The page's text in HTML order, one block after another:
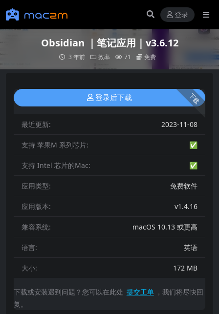
登录
Obsidian ｜笔记应用｜v3.6.12
3 年前 效率 71 免费
下载
登录后下载
最近更新: 2023-11-08
支持 苹果M 系列芯片: ✅
支持 Intel 芯片的Mac: ✅
应用类型: 免费软件
应用版本: v1.4.16
兼容系统: macOS 10.13 或更高
语言: 英语
大小: 172 MB
下载或安装遇到问题？您可以在此处 提交工单 ，我们将尽快回
复。